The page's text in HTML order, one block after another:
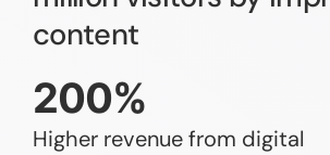
content
200%
Higher revenue from digital